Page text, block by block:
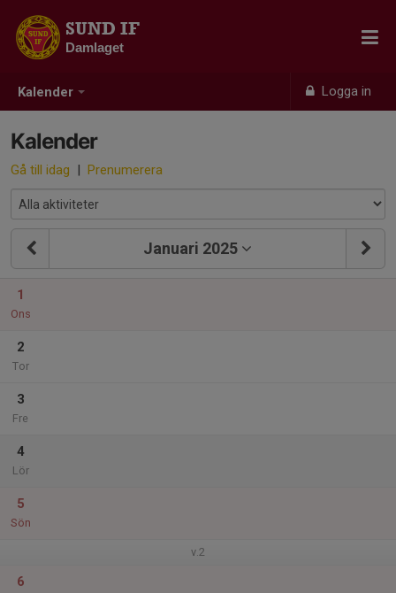
Kalender Logga in
SUND IF
Damlaget
Kalender
Gå till idag | Prenumerera
Januari 2025
1
Ons
2
Tor
3
Fre
4
Lör
5
Sön
v.2
6